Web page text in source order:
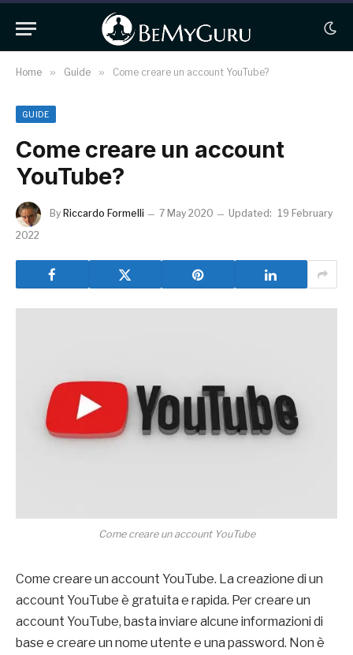
Home » Guide » Come creare un account YouTube?
GUIDE
Come creare un account
YouTube?
By Riccardo Formelli 7 May 2020 Updated: 19 February
2022
Come creare un account YouTube
Come creare un account YouTube. La creazione di un
account YouTube è gratuita e rapida. Per creare un
account YouTube, basta inviare alcune informazioni di
base e creare un nome utente e una password. Non è